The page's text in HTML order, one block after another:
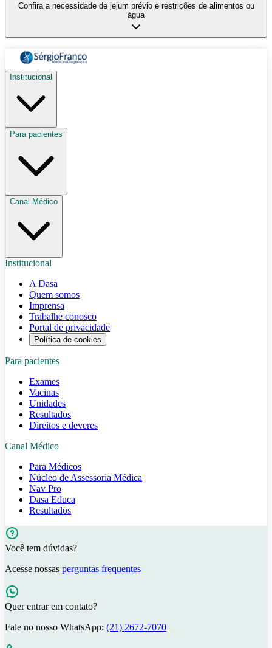
Confira a necessidade de jejum prévio e restrições de alimentos ou
água
Institucional
Para pacientes
Canal Médico
Institucional
A Dasa
Quem somos
Imprensa
Trabalhe conosco
Portal de privacidade
Política de cookies
Para pacientes
Exames
Vacinas
Unidades
Resultados
Direitos e deveres
Canal Médico
Para Médicos
Núcleo de Assessoria Médica
Nav Pro
Dasa Educa
Resultados
Você tem dúvidas?
Acesse nossas perguntas frequentes
Quer entrar em contato?
Fale no nosso WhatsApp: (21) 2672-7070